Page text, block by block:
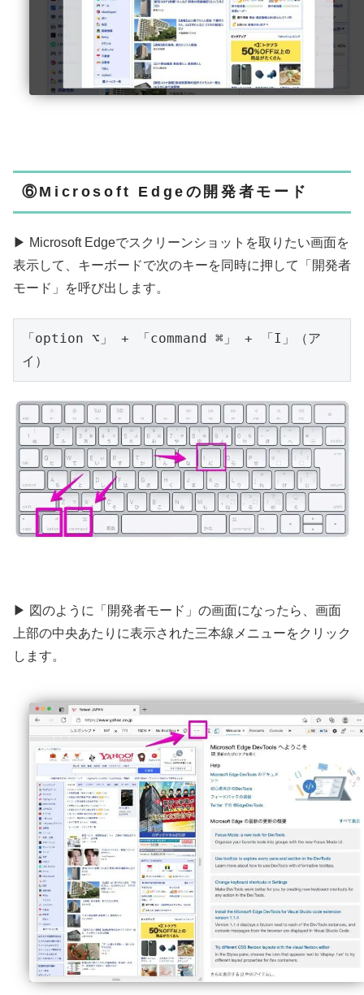
⑥Microsoft Edgeの開発者モード
▶ Microsoft Edgeでスクリーンショットを取りたい画面を
表示して、キーボードで次のキーを同時に押して「開発者
モード」を呼び出します。
「option ⌥」 + 「command ⌘」 + 「I」（ア
イ）
▶ 図のように「開発者モード」の画面になったら、画面
上部の中央あたりに表示された三本線メニューをクリック
します。